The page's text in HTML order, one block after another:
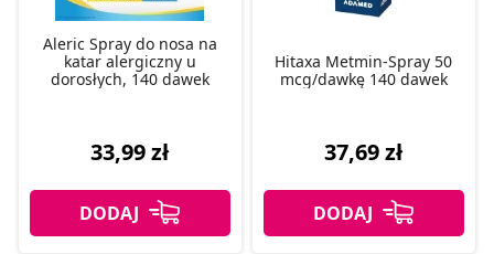
Aleric Spray do nosa na
katar alergiczny u
dorosłych, 140 dawek
33,99 zł
Hitaxa Metmin-Spray 50
mcg/dawkę 140 dawek
37,69 zł